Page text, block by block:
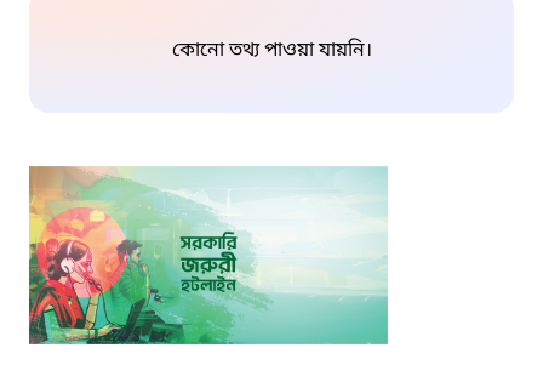
কোনো তথ্য পাওয়া যায়নি।